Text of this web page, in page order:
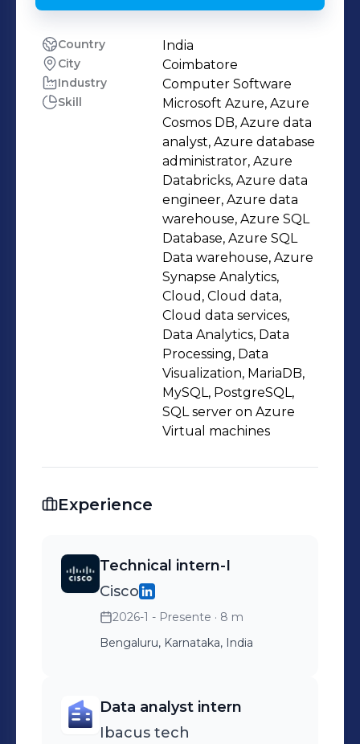
Country India
City Coimbatore
Industry Computer Software
Skill
Microsoft Azure, Azure
Cosmos DB, Azure data
analyst, Azure database
administrator, Azure
Databricks, Azure data
engineer, Azure data
warehouse, Azure SQL
Database, Azure SQL
Data warehouse, Azure
Synapse Analytics,
Cloud, Cloud data,
Cloud data services,
Data Analytics, Data
Processing, Data
Visualization, MariaDB,
MySQL, PostgreSQL,
SQL server on Azure
Virtual machines
Experience
Technical intern-I
Cisco
2026-1 - Presente · 8 m
Bengaluru, Karnataka, India
Data analyst intern
Ibacus tech